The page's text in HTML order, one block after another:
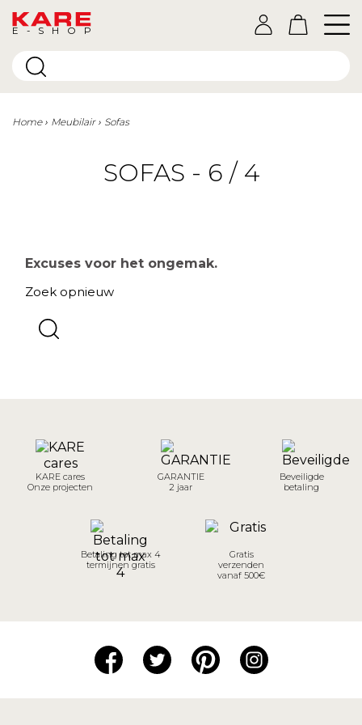
E-SHOP
Home Meubilair Sofas
SOFAS - 6 / 4
Excuses voor het ongemak.
Zoek opnieuw
KARE cares
Onze projecten
GARANTIE
2 jaar
Beveiligde
betaling
Betaling tot max 4
termijnen gratis
Gratis
verzenden
vanaf 500€